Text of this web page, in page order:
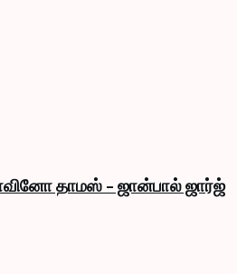
தாமஸ் – ஜான்பால் ஜார்ஜ்